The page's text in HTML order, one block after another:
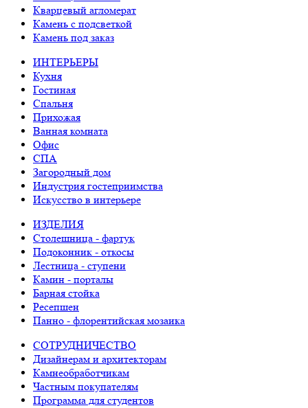
Кварцевый агломерат
Камень с подсветкой
Камень под заказ
ИНТЕРЬЕРЫ
Кухня
Гостиная
Спальня
Прихожая
Ванная комната
Офис
СПА
Загородный дом
Индустрия гостеприимства
Искусство в интерьере
ИЗДЕЛИЯ
Столешница - фартук
Подоконник - откосы
Лестница - ступени
Камин - порталы
Барная стойка
Ресепшен
Панно - флорентийская мозаика
СОТРУДНИЧЕСТВО
Дизайнерам и архитекторам
Камнеобработчикам
Частным покупателям
Программа для студентов